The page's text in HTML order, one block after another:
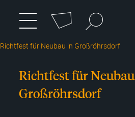
Richtfest für Neubau in Großröhrsdorf
Richtfest für
Großröhrsdorf
Menü
umschaltenzum
wechseln
Suchbegriff